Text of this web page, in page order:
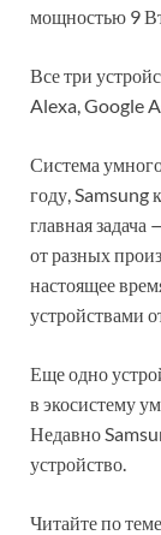
мощностью 9
Все три
Alexa, Google
Система
году, Samsung
главная
от разных
настоящее
устройствами
Еще одно
в экосистему
Недавно
устройство.
Читайте по